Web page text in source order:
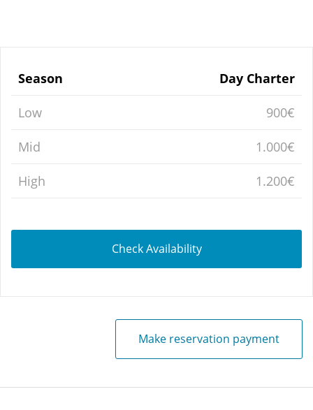
Season Day Charter
Low 900€
Mid 1.000€
High 1.200€
Check Availability
Make reservation payment